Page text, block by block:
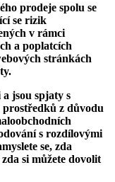
prodeje spolu se
se rizik
v rámci
a poplatcích
stránkách
jsou spjaty s
z důvodu
s rozdílovými
se, zda
si můžete dovolit